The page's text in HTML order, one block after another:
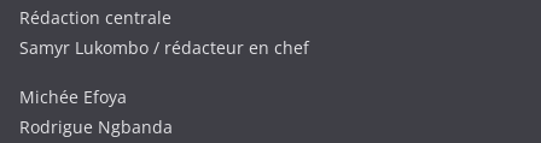
Rédaction centrale
Samyr Lukombo / rédacteur en chef
Michée Efoya
Rodrigue Ngbanda